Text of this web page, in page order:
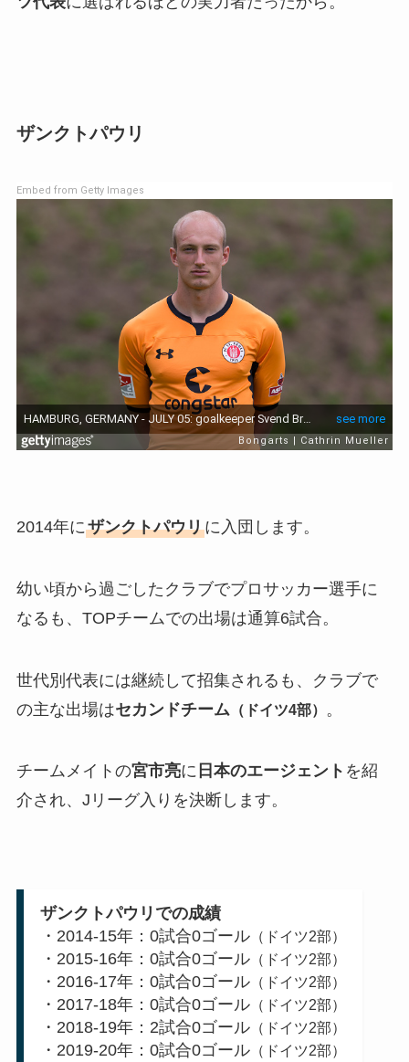
ザンクトパウリ
Embed from Getty Images
2014年にザンクトパウリに入団します。
幼い頃から過ごしたクラブでプロサッカー選手に
なるも、TOPチームでの出場は通算6試合。
世代別代表には継続して招集されるも、クラブで
の主な出場はセカンドチーム （ドイツ4部） 。
チームメイトの宮市亮に 日本のエージェント を紹
介され、Jリーグ入りを決断します。
ザンクトパウリでの成績
・2014-15年：0試合0ゴール（ドイツ2部）
・2015-16年：0試合0ゴール（ドイツ2部）
・2016-17年：0試合0ゴール（ドイツ2部）
・2017-18年：0試合0ゴール（ドイツ2部）
・2018-19年：2試合0ゴール（ドイツ2部）
・2019-20年：0試合0ゴール（ドイツ2部）